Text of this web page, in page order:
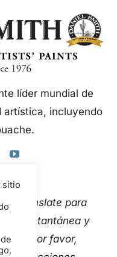
líder mundial de
artística, incluyendo
Translate para
instantánea y
Por favor,
sitio